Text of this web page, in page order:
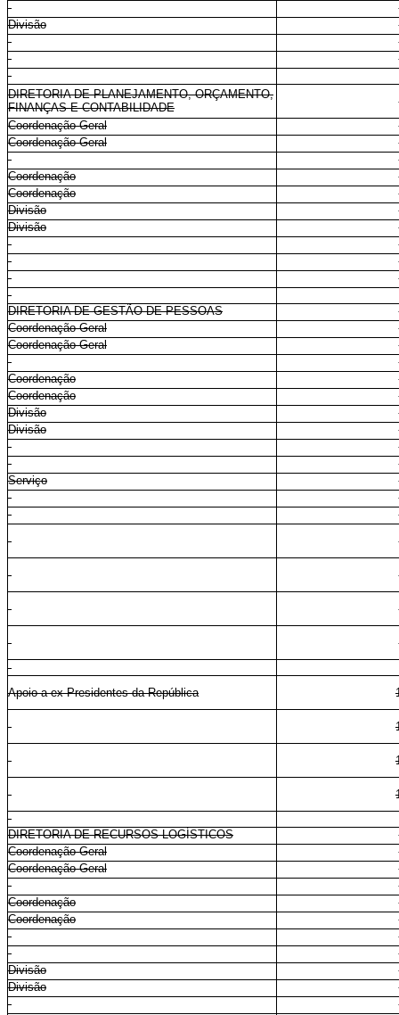
Divisão
DIRETORIA DE PLANEJAMENTO, ORÇAMENTO,
FINANÇAS E CONTABILIDADE
Coordenação-Geral
Coordenação-Geral
Coordenação
Coordenação
Divisão
Divisão
DIRETORIA DE GESTÃO DE PESSOAS
Coordenação-Geral
Coordenação-Geral
Coordenação
Coordenação
Divisão
Divisão
Serviço
Apoio a ex-Presidentes da República
DIRETORIA DE RECURSOS LOGÍSTICOS
Coordenação-Geral
Coordenação-Geral
Coordenação
Coordenação
Divisão
Divisão